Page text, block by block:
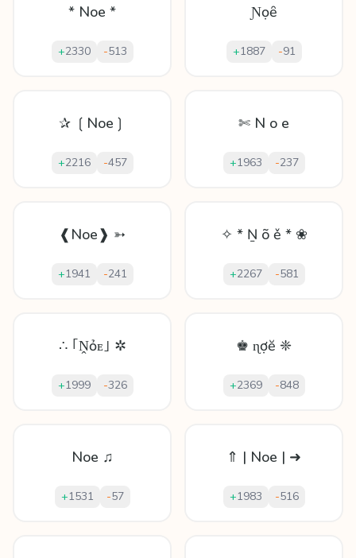
* Noe *
+2330 -513
Ɲọȇ
+1887 -91
✰ ❲Noe❳
+2216 -457
✄ N o e
+1963 -237
❰Noe❱ ➳
+1941 -241
✧ * Ṉ õ ě * ❀
+2267 -581
∴ ｢Ṋỏᴇ｣ ✲
+1999 -326
♚ ɳợĕ ❈
+2369 -848
Noe ♫
+1531 -57
⇑ | Noe | ➜
+1983 -516